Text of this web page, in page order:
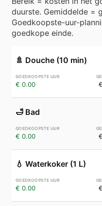
duurste. Gemiddelde =
Goedkoopste-uur-
goedkope einde.
🚿 Douche (10 min)
€ 0.00
🛁 Bad
€ 0.00
💧 Waterkoker (1 L)
€ 0.00